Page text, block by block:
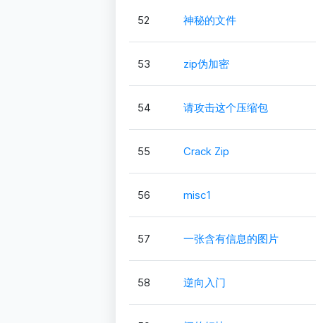
52 神秘的文件
53 zip伪加密
54 请攻击这个压缩包
55 Crack Zip
56 misc1
57 一张含有信息的图片
58 逆向入门